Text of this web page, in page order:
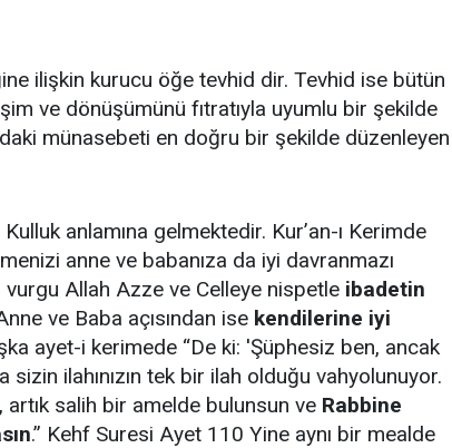
ilişkin kurucu öğe tevhid dir. Tevhid ise bütün
ve dönüşümünü fıtratıyla uyumlu bir şekilde
münasebeti en doğru bir şekilde düzenleyen
anlamına gelmektedir. Kur’an-ı Kerimde
anne ve babanıza da iyi davranmazı
Allah Azze ve Celleye nispetle ibadetin
ve Baba açısından ise kendilerine iyi
ayet-i kerimede “De ki: 'Şüphesiz ben, ancak
ilahınızın tek bir ilah olduğu vahyolunuyor.
salih bir amelde bulunsun ve Rabbine
.” Kehf Suresi Ayet 110 Yine aynı bir mealde